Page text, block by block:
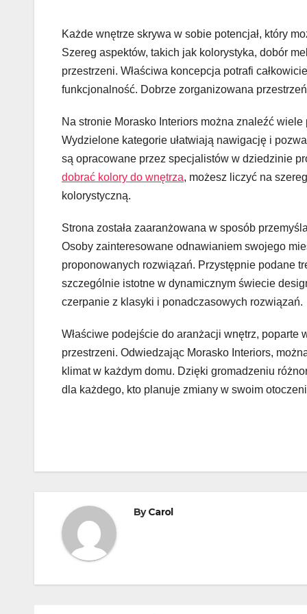
Każde wnętrze skrywa w sobie potencjał, który
Szereg aspektów, takich jak kolorystyka, dobór
przestrzeni. Właściwa koncepcja potrafi
funkcjonalność. Dobrze zorganizowana
Na stronie Morasko Interiors można znaleźć
Wydzielone kategorie ułatwiają nawigację i
są opracowane przez specjalistów w dziedzinie
dobrać kolory do wnętrza, możesz liczyć na
kolorystyczną.
Strona została zaaranżowana w sposób
Osoby zainteresowane odnawianiem swojego
proponowanych rozwiązań. Przystępnie podane
szczególnie istotne w dynamicznym świecie
czerpanie z klasyki i ponadczasowych rozwiązań.
Właściwe podejście do aranżacji wnętrz,
przestrzeni. Odwiedzając Morasko Interiors,
klimat w każdym domu. Dzięki gromadzeniu
dla każdego, kto planuje zmiany w swoim
ByCarol